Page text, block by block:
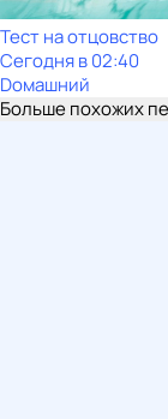
Тест на отцовство
Сегодня в 02:40
Dомашний
Больше похожих